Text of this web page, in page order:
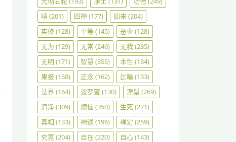
嗔(201) 四禅(177) 如来(204)
实修(128) 平等(145) 恶业 (128)
无为 (129) 无常 (246) 无我(235)
无明 (171) 智慧 (355) 本性 (134)
果报 (158) 正念(162) 比喻(133)
法界(164) 波罗蜜 (130) 涅槃(269)
清净(309) 烦恼(350) 生死(271)
真相 (133) 神通 (196) 禅定 (259)
究竟(204) 自在(220) 自心(143)